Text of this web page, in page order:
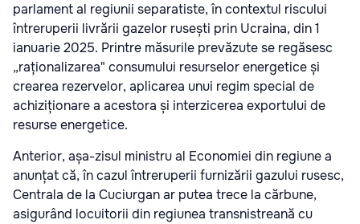
parlament al regiunii separatiste, în contextul riscului
întreruperii livrării gazelor rusești prin Ucraina, din 1
ianuarie 2025. Printre măsurile prevăzute se regăsesc
„raționalizarea" consumului resurselor energetice și
crearea rezervelor, aplicarea unui regim special de
achiziționare a acestora și interzicerea exportului de
resurse energetice.
Anterior, așa-zisul ministru al Economiei din regiune a
anunțat că, în cazul întreruperii furnizării gazului rusesc,
Centrala de la Cuciurgan ar putea trece la cărbune,
asigurând locuitorii din regiunea transnistreană cu